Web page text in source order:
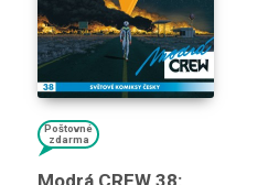
Poštovné
zdarma
Modrá CREW 38: